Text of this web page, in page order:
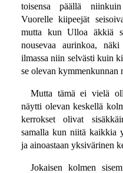
toisensa päällä
Vuorelle kiipeejät
mutta kun Ulloa äkkiä
nousevaa aurinkoa,
ilmassa niin selvästi kuin
se olevan kymmenkunnan
Mutta tämä ei vielä
näytti olevan keskellä
kerrokset olivat
samalla kun niitä kaikkia
ja ainoastaan yksivärinen
Jokaisen kolmen